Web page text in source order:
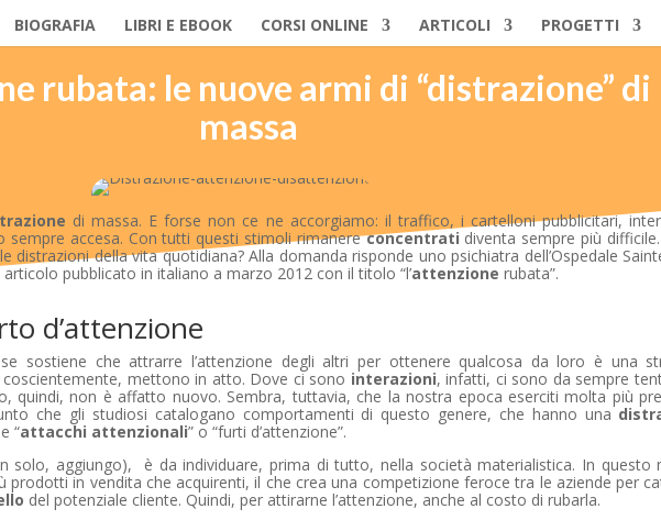
BIOGRAFIA LIBRI E EBOOK CORSI ONLINE ARTICOLI PROGETTI
rubata: le nuove armi di “distrazione” di
massa
di massa. E forse non ce ne accorgiamo: il traffico, i cartelloni pubblicitari,
sempre accesa. Con tutti questi stimoli rimanereconcentrati diventa sempre più
distrazioni della vita quotidiana? Alla domanda risponde uno psichiatra dell’Ospedale
pubblicato in italiano a marzo 2012 con il titolo “l’attenzione rubata”.
d’attenzione
sostiene che attrarre l’attenzione degli altri per ottenere qualcosa da loro è una
mettono in atto. Dove ci sono interazioni, infatti, ci sono da sempre
quindi, non è affatto nuovo. Sembra, tuttavia, che la nostra epoca eserciti molta più
che gli studiosi catalogano comportamenti di questo genere, che hanno una
“attacchi attenzionali” o “furti d’attenzione”.
solo, aggiungo), è da individuare, prima di tutto, nella società materialistica. In questo
in vendita che acquirenti, il che crea una competizione feroce tra le aziende per
del potenziale cliente. Quindi, per attirarne l’attenzione, anche al costo di rubarla.